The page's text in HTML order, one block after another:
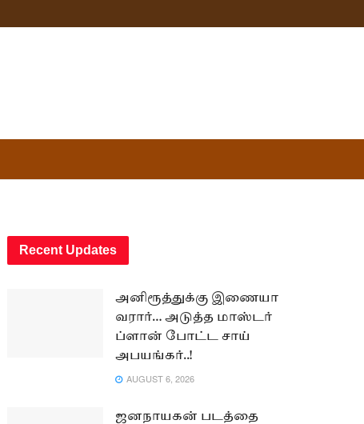
Recent Updates
அனிரூத்துக்கு இணையா
வரார்… அடுத்த மாஸ்டர்
ப்ளான் போட்ட சாய்
அபயங்கர்..!
AUGUST 6, 2026
ஜனநாயகன் படத்தை